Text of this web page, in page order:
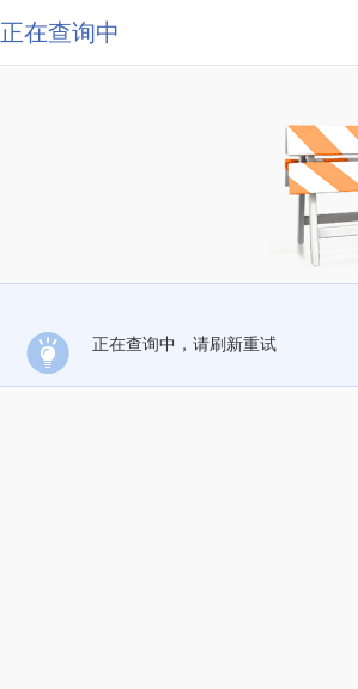
正在查询中
正在查询中，请刷新重试